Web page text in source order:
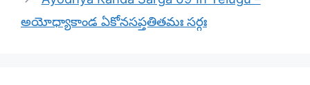
అయోధ్యాకాండ ఏకోనసప్తతితమః సర్గః